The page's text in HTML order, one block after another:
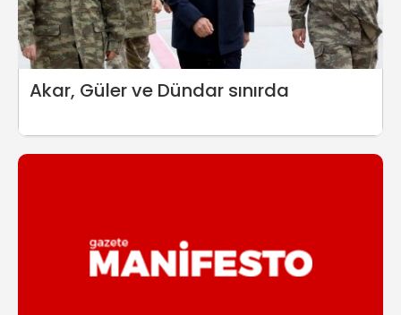
Akar, Güler ve Dündar sınırda